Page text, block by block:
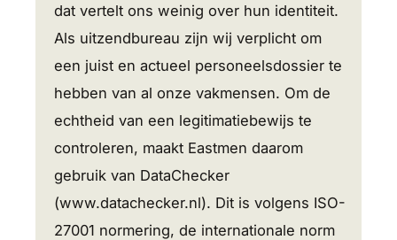
dat vertelt ons weinig over hun identiteit.
Als uitzendbureau zijn wij verplicht om
een juist en actueel personeelsdossier te
hebben van al onze vakmensen. Om de
echtheid van een legitimatiebewijs te
controleren, maakt Eastmen daarom
gebruik van DataChecker
(www.datachecker.nl). Dit is volgens ISO-
27001 normering, de internationale norm